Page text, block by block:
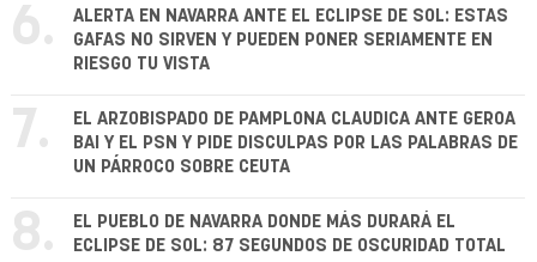
6.
ALERTA EN NAVARRA ANTE EL ECLIPSE DE SOL: ESTAS
GAFAS NO SIRVEN Y PUEDEN PONER SERIAMENTE EN
RIESGO TU VISTA
7.
EL ARZOBISPADO DE PAMPLONA CLAUDICA ANTE GEROA
BAI Y EL PSN Y PIDE DISCULPAS POR LAS PALABRAS DE
UN PÁRROCO SOBRE CEUTA
8.
EL PUEBLO DE NAVARRA DONDE MÁS DURARÁ EL
ECLIPSE DE SOL: 87 SEGUNDOS DE OSCURIDAD TOTAL